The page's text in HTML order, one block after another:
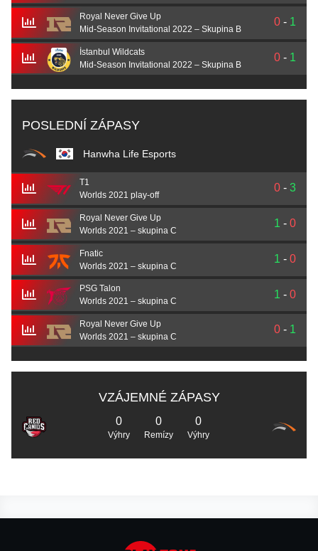
Royal Never Give Up
Mid-Season Invitational 2022 – Skupina B
0 - 1
İstanbul Wildcats
Mid-Season Invitational 2022 – Skupina B
0 - 1
POSLEDNÍ ZÁPASY
Hanwha Life Esports
T1
Worlds 2021 play-off
0 - 3
Royal Never Give Up
Worlds 2021 – skupina C
1 - 0
Fnatic
Worlds 2021 – skupina C
1 - 0
PSG Talon
Worlds 2021 – skupina C
1 - 0
Royal Never Give Up
Worlds 2021 – skupina C
0 - 1
VZÁJEMNÉ ZÁPASY
0
Výhry
0
Remízy
0
Výhry